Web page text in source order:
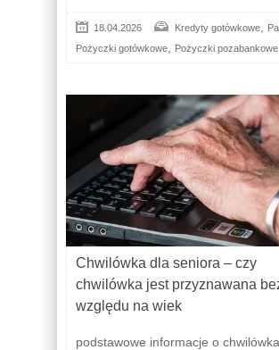
18.04.2026 Kredyty gotówkowe
Pożyczki gotówkowe Pożyczki pozabankowe
Chwilówka dla seniora – czy
chwilówka jest przyznawana
względu na wiek
podstawowe informacje o